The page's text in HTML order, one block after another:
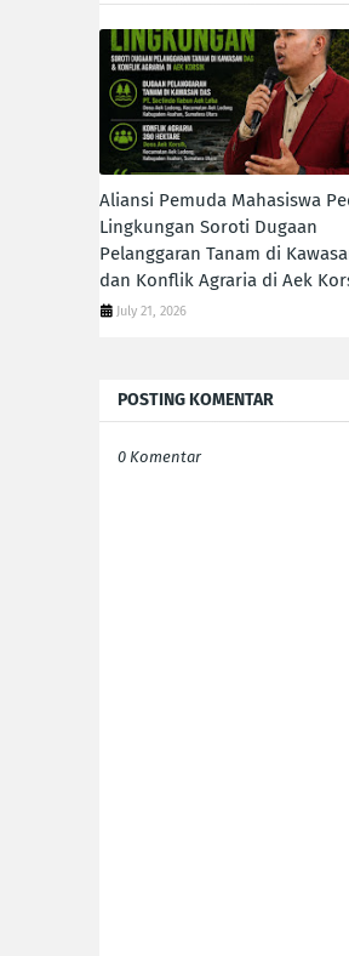
Aliansi Pemuda Mahasiswa
Lingkungan Soroti Dugaan
Pelanggaran Tanam di
dan Konflik Agraria di Aek
July 21, 2026
POSTING KOMENTAR
0 Komentar